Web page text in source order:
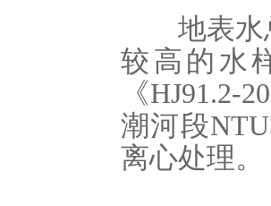
地表水总
较高的水
《
潮河段
离心处理。